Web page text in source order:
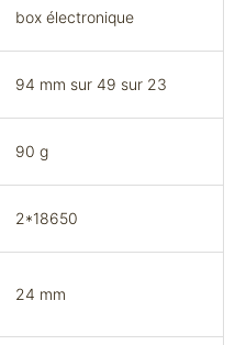
box électronique
94 mm sur 49 sur 23
90 g
2*18650
24 mm